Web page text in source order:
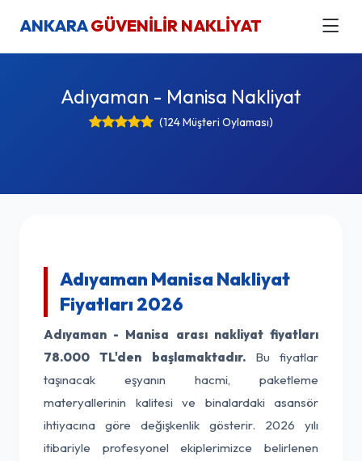
ANKARAGÜVENİLİR NAKLİYAT
Adıyaman - Manisa Nakliyat
(124 Müşteri Oylaması)
Adıyaman Manisa Nakliyat
Fiyatları 2026
Adıyaman - Manisa arası nakliyat fiyatları
78.000 TL'den başlamaktadır.Bu fiyatlar
taşınacak eşyanın hacmi, paketleme
materyallerinin kalitesi ve binalardaki asansör
ihtiyacına göre değişkenlik gösterir. 2026 yılı
itibariyle profesyonel ekiplerimizce belirlenen